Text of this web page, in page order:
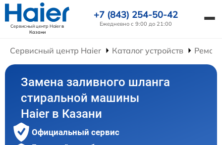
Сервисный центр Haierв
Казани
+7 (843) 254-50-42
Ежедневно с 9:00 до 21:00
Сервисный центр Haier Каталог устройств
Замена заливного шланга
стиральной машины
Haier в Казани
Официальный сервис